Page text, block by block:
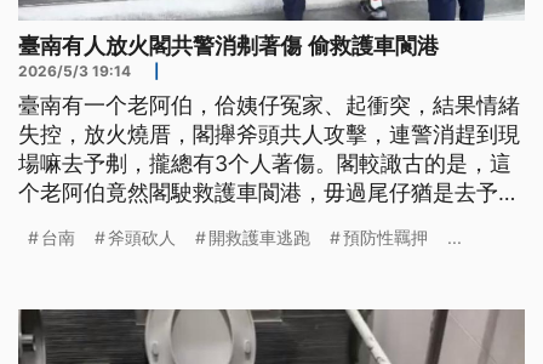
臺南有人放火閣共警消刜著傷 偷救護車閬港
2026/5/3 19:14
臺南有一个老阿伯，佮姨仔冤家、起衝突，結果情緒
失控，放火燒厝，閣攑斧頭共人攻擊，連警消趕到現
場嘛去予刜，攏總有3个人著傷。閣較譀古的是，這
个老阿伯竟然閣駛救護車閬港，毋過尾仔猶是去予警
押。
台南 斧頭砍人 開救護車逃跑 預防性羈押 ...